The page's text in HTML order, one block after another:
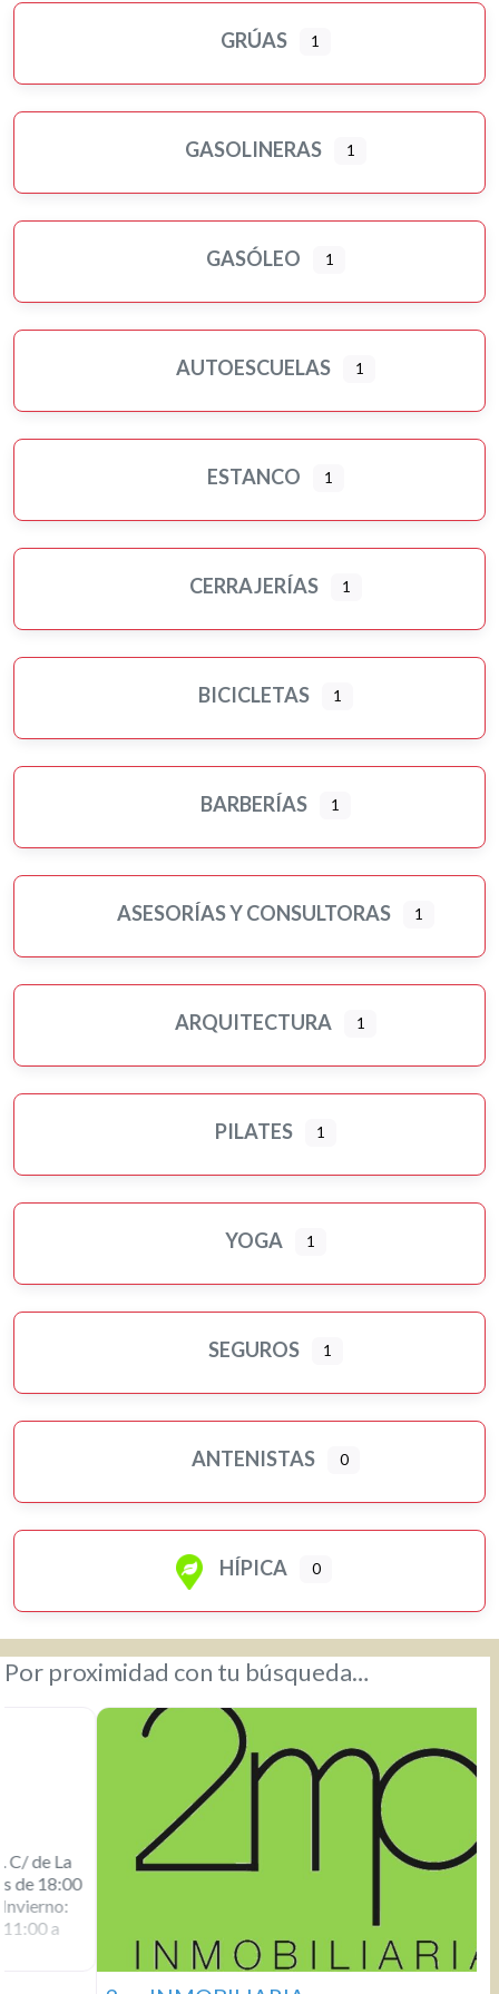
GRÚAS 1
GASOLINERAS 1
GASÓLEO 1
AUTOESCUELAS 1
ESTANCO 1
CERRAJERÍAS 1
BICICLETAS 1
BARBERÍAS 1
ASESORÍAS Y CONSULTORAS 1
ARQUITECTURA 1
PILATES 1
YOGA 1
SEGUROS 1
ANTENISTAS 0
HÍPICA 0
Por proximidad con tu búsqueda…